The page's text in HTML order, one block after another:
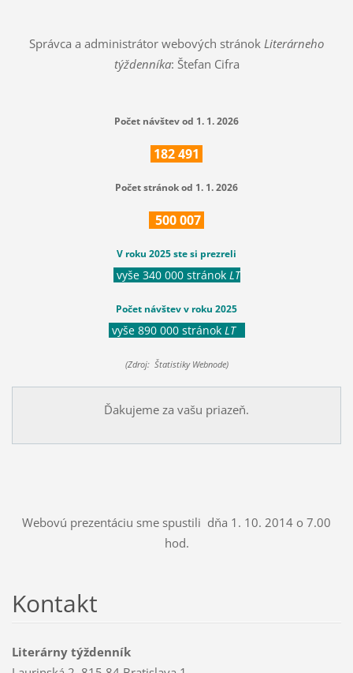
Správca a administrátor webových stránok Literárneho
týždenníka: Štefan Cifra
Počet návštev od 1. 1. 2026
182491
Počet stránok od 1. 1. 2026
500007
V roku 2025 ste si prezreli
vyše 340 000 stránok LT
Počet návštev v roku 2025
vyše 890 000 stránok LT
(Zdroj: Štatistiky Webnode)
Ďakujeme za vašu priazeň.
Webovú prezentáciu sme spustili dňa 1. 10. 2014 o 7.00
hod.
Kontakt
Literárny týždenník